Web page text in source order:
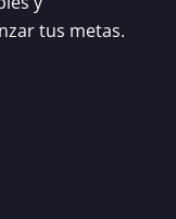
tus metas.